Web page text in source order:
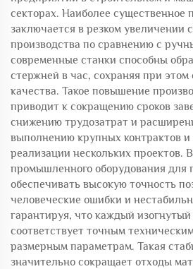
секторах. Наиболее существенное
заключается в резком увеличении
производства по сравнению с
современные станки способны
стержней в час, сохраняя при
качества. Такое повышение
приводит к сокращению сроков
снижению трудозатрат и
выполнению крупных контрактов
реализации нескольких проектов.
промышленного оборудования для
обеспечивать высокую точность
человеческие ошибки и
гарантируя, что каждый
соответствует точным
размерным параметрам. Такая
значительно сокращает отходы